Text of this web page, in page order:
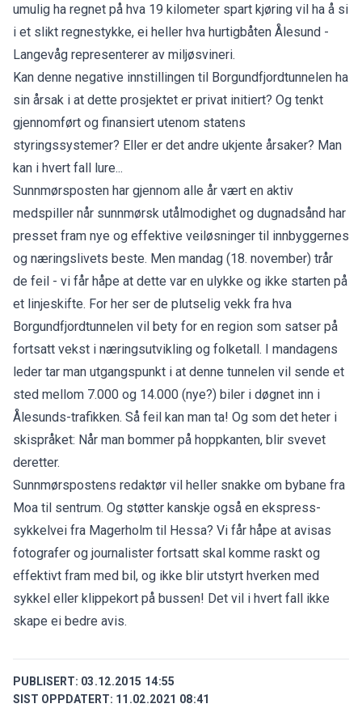
umulig ha regnet på hva 19 kilometer spart kjøring vil ha å si
i et slikt regnestykke, ei heller hva hurtigbåten Ålesund -
Langevåg representerer av miljøsvineri.
Kan denne negative innstillingen til Borgundfjordtunnelen ha
sin årsak i at dette prosjektet er privat initiert? Og tenkt
gjennomført og finansiert utenom statens
styringssystemer? Eller er det andre ukjente årsaker? Man
kan i hvert fall lure...
Sunnmørsposten har gjennom alle år vært en aktiv
medspiller når sunnmørsk utålmodighet og dugnadsånd har
presset fram nye og effektive veiløsninger til innbyggernes
og næringslivets beste. Men mandag (18. november) trår
de feil - vi får håpe at dette var en ulykke og ikke starten på
et linjeskifte. For her ser de plutselig vekk fra hva
Borgundfjordtunnelen vil bety for en region som satser på
fortsatt vekst i næringsutvikling og folketall. I mandagens
leder tar man utgangspunkt i at denne tunnelen vil sende et
sted mellom 7.000 og 14.000 (nye?) biler i døgnet inn i
Ålesunds-trafikken. Så feil kan man ta! Og som det heter i
skispråket: Når man bommer på hoppkanten, blir svevet
deretter.
Sunnmørspostens redaktør vil heller snakke om bybane fra
Moa til sentrum. Og støtter kanskje også en ekspress-
sykkelvei fra Magerholm til Hessa? Vi får håpe at avisas
fotografer og journalister fortsatt skal komme raskt og
effektivt fram med bil, og ikke blir utstyrt hverken med
sykkel eller klippekort på bussen! Det vil i hvert fall ikke
skape ei bedre avis.
PUBLISERT: 03.12.2015 14:55
SIST OPPDATERT: 11.02.2021 08:41